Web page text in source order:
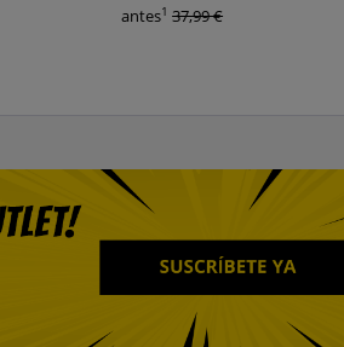
antes1 37,99 €